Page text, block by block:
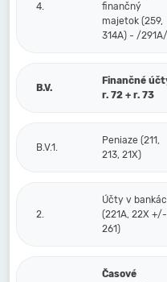
4.
finančný
majetok (259,
314A) - /291A/
B.V.
Finančné
r. 72 + r. 73
B.V.1.
Peniaze (211,
213, 21X)
2.
Účty v
(221A, 22X +/-
261)
Časové